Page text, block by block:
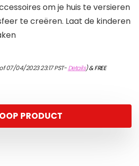
om je huis te versieren
te creëren. Laat de kinderen
07/04/2023 23:17 PST-Details)&FREE
PRODUCT